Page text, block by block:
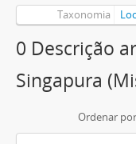
Taxonomia
0 Descrição
Singapura
Ordenar